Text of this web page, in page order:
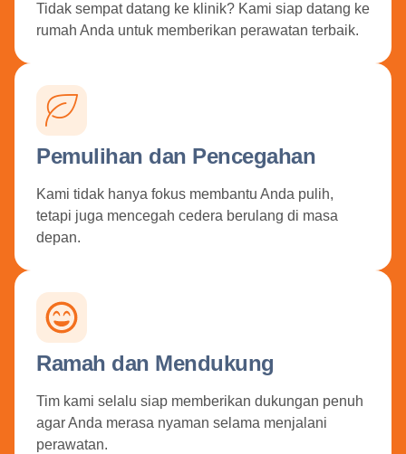
Tidak sempat datang ke klinik? Kami siap datang ke
rumah Anda untuk memberikan perawatan terbaik.
Pemulihan dan Pencegahan
Kami tidak hanya fokus membantu Anda pulih,
tetapi juga mencegah cedera berulang di masa
depan.
Ramah dan Mendukung
Tim kami selalu siap memberikan dukungan penuh
agar Anda merasa nyaman selama menjalani
perawatan.